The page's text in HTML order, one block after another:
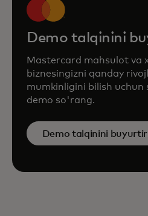
Demo talqinini
Mastercard mahsulot va
biznesingizni qanday
mumkinligini bilish uchun
demo so'rang.
Demo talqinini